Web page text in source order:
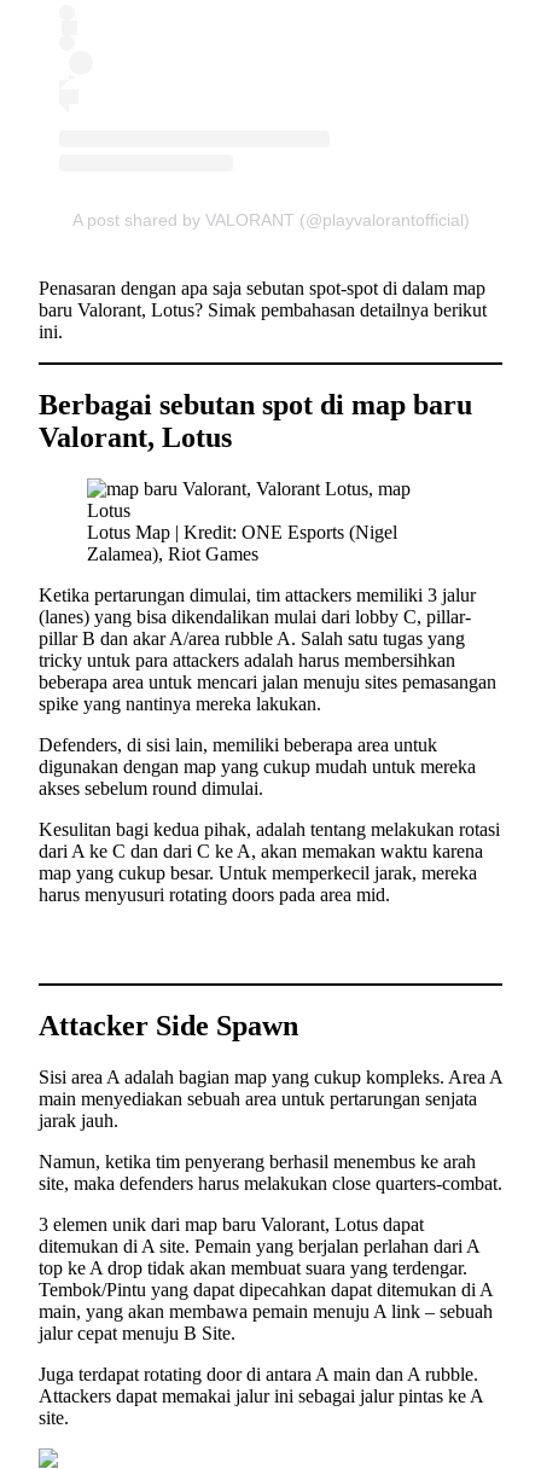
A post shared by VALORANT (@playvalorantofficial)
Penasaran dengan apa saja sebutan spot-spot di dalam map
baru Valorant, Lotus? Simak pembahasan detailnya berikut
ini.
Berbagai sebutan spot di map baru
Valorant, Lotus
Lotus Map | Kredit: ONE Esports (Nigel
Zalamea), Riot Games
Ketika pertarungan dimulai, tim attackers memiliki 3 jalur
(lanes) yang bisa dikendalikan mulai dari lobby C, pillar-
pillar B dan akar A/area rubble A. Salah satu tugas yang
tricky untuk para attackers adalah harus membersihkan
beberapa area untuk mencari jalan menuju sites pemasangan
spike yang nantinya mereka lakukan.
Defenders, di sisi lain, memiliki beberapa area untuk
digunakan dengan map yang cukup mudah untuk mereka
akses sebelum round dimulai.
Kesulitan bagi kedua pihak, adalah tentang melakukan rotasi
dari A ke C dan dari C ke A, akan memakan waktu karena
map yang cukup besar. Untuk memperkecil jarak, mereka
harus menyusuri rotating doors pada area mid.
Attacker Side Spawn
Sisi area A adalah bagian map yang cukup kompleks. Area A
main menyediakan sebuah area untuk pertarungan senjata
jarak jauh.
Namun, ketika tim penyerang berhasil menembus ke arah
site, maka defenders harus melakukan close quarters-combat.
3 elemen unik dari map baru Valorant, Lotus dapat
ditemukan di A site. Pemain yang berjalan perlahan dari A
top ke A drop tidak akan membuat suara yang terdengar.
Tembok/Pintu yang dapat dipecahkan dapat ditemukan di A
main, yang akan membawa pemain menuju A link – sebuah
jalur cepat menuju B Site.
Juga terdapat rotating door di antara A main dan A rubble.
Attackers dapat memakai jalur ini sebagai jalur pintas ke A
site.